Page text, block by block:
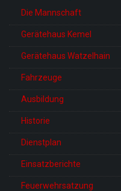
Die Mannschaft
Gerätehaus Kemel
Gerätehaus Watzelhain
Fahrzeuge
Ausbildung
Historie
Dienstplan
Einsatzberichte
Feuerwehrsatzung